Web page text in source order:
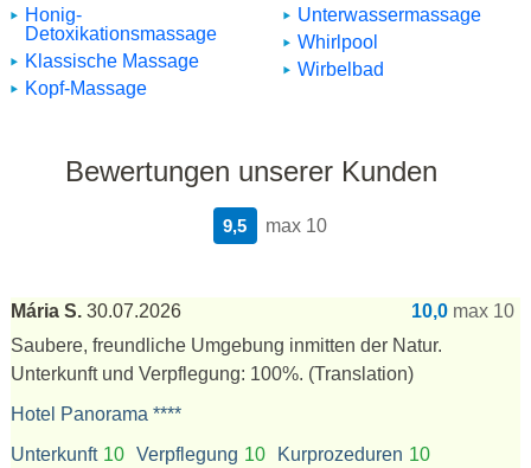
Honig-
Detoxikationsmassage
Klassische Massage
Kopf-Massage
Unterwassermassage
Whirlpool
Wirbelbad
Bewertungen unserer Kunden
max 10
9,5
Mária S. 30.07.2026 10,0 max 10
Saubere, freundliche Umgebung inmitten der Natur.
Unterkunft und Verpflegung: 100%. (Translation)
Hotel Panorama ****
Unterkunft 10 Verpflegung 10 Kurprozeduren 10